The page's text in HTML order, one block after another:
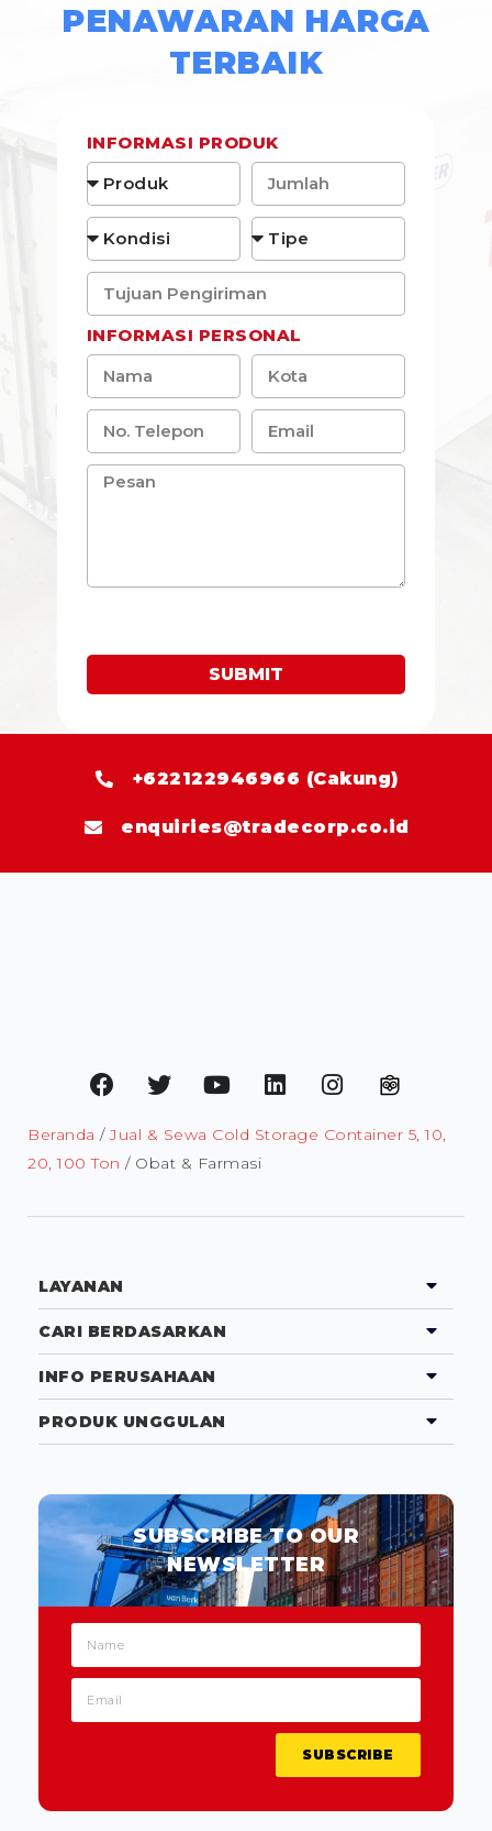
PENAWARAN HARGA
TERBAIK
INFORMASI PRODUK
INFORMASI PERSONAL
SUBMIT
+622122946966 (Cakung)
enquiries@tradecorp.co.id
Beranda /Jual & Sewa Cold Storage Container 5, 10,
20, 100 Ton / Obat & Farmasi
LAYANAN
CARI BERDASARKAN
INFO PERUSAHAAN
PRODUK UNGGULAN
SUBSCRIBE TO OUR
NEWSLETTER
SUBSCRIBE